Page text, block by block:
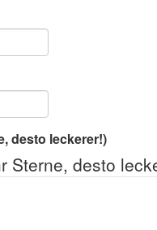
desto leckerer!)
Sterne, desto